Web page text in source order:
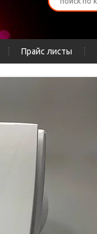
Прайс листы